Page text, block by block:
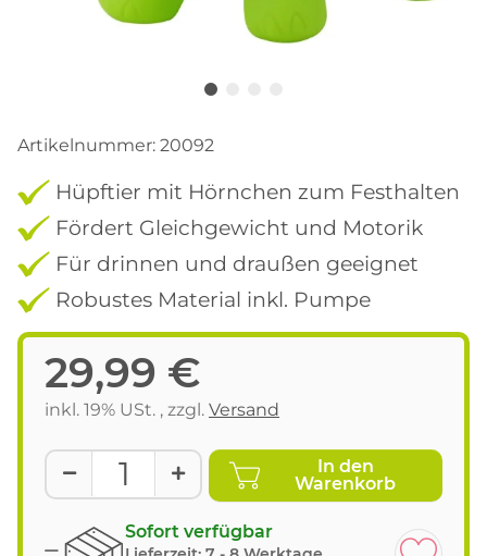
Artikelnummer: 20092
Hüpftier mit Hörnchen zum Festhalten
Fördert Gleichgewicht und Motorik
Für drinnen und draußen geeignet
Robustes Material inkl. Pumpe
29,99 €
inkl. 19% USt. , zzgl. Versand
In den
Warenkorb
Sofort verfügbar